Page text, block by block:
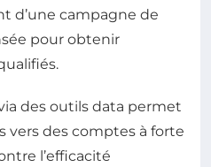
d’une campagne de
pour obtenir
des outils data permet
vers des comptes à forte
l’efficacité